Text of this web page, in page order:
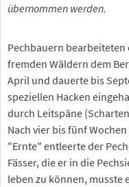
übernommen werden.
Pechbauern bearbeiteten
fremden Wäldern dem
April und dauerte bis
speziellen Hacken
durch Leitspäne
Nach vier bis fünf
"Ernte" entleerte der
Fässer, die er in die
leben zu können, musste